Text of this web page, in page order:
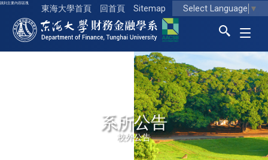
跳到主要內容區塊
東海大學首頁 回首頁 Sitemap Select Language ▼
東海大學logo
系所公告
校外公告